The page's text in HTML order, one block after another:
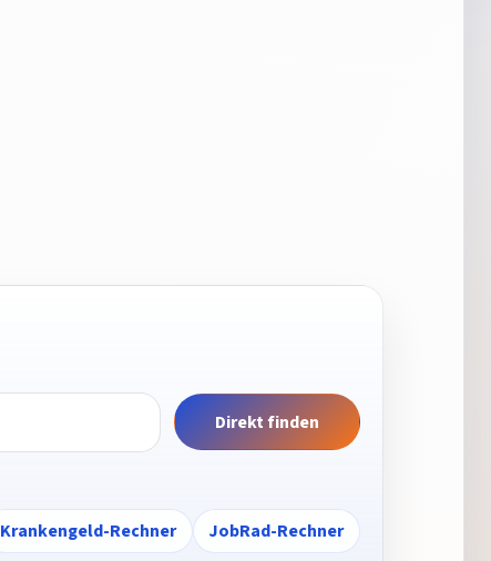
Direkt finden
Krankengeld-Rechner
JobRad-Rechner